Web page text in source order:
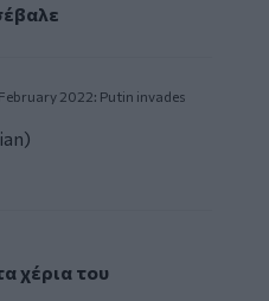
2022: Putin invades
χέρια του